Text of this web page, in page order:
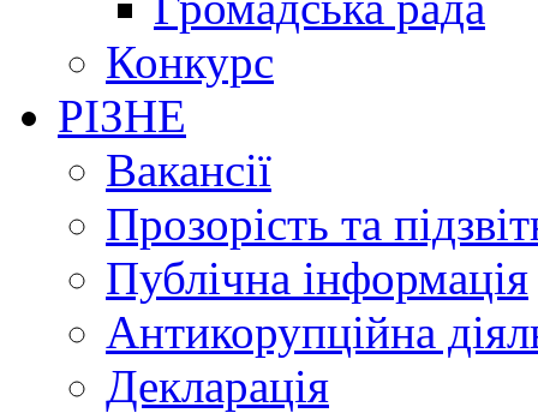
Конкурс
РІЗНЕ
Вакансії
Прозорість та
Публічна інформація
Антикорупційна
Декларація